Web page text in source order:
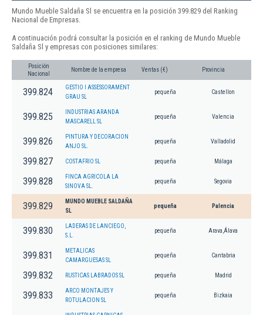
Mundo Mueble Saldaña Sl se encuentra en la posición 399.829 del Ranking
Nacional de Empresas.
A continuación podrá consultar la posición en el ranking de Mundo Mueble
Saldaña Sl y empresas con posiciones similares:
Posición
Nacional
Nombre de la empresa Ventas (€) Provincia
399.824
GESTIO I ASSESSORAMENT
GRAU SL
pequeña Castellon
399.825
INDUSTRIAS ARANDA
MASCARELL SL
pequeña Valencia
399.826
PINTURA Y DECORACION
ANJO SL.
pequeña Valladolid
399.827 COSTAFRIO SL pequeña Málaga
399.828
FINCA AGRICOLA LA
SINOVA SL.
pequeña Segovia
399.829
MUNDO MUEBLE SALDAÑA
SL
pequeña Palencia
399.830
LADERAS DE LANCIEGO,
S.L.
pequeña Arava,Álava
399.831
METALICAS
CAMARGUESAS SL
pequeña Cantabria
399.832 RUSTICAS LABRADOS SL pequeña Madrid
399.833
ARCO MONTAJES Y
ROTULACION SL
pequeña Bizkaia